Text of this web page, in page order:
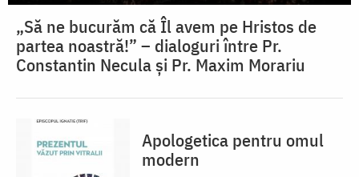
„Să ne bucurăm că Îl avem pe Hristos de
partea noastră!” – dialoguri între Pr.
Constantin Necula și Pr. Maxim Morariu
Apologetica pentru omul
modern